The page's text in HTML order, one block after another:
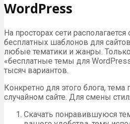
WordPress
На просторах сети
бесплатных шаблонов для
любые тематики и жанры.
«бесплатные темы для
тысяч вариантов.
Конкретно для этого блога, тема
случайном сайте. Для смены
Скачать понравившуюся